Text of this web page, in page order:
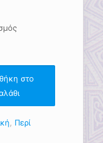
στο
, Περί